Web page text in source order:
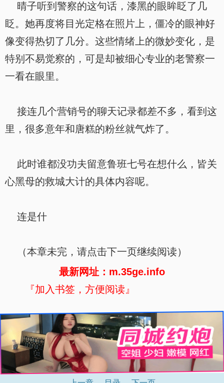
晴子听到警察的这句话，漆黑的眼眸眨了几
眨。她再度将目光定格在照片上，僵冷的眼神好
像变得热切了几分。这些情绪上的微妙变化，是
特别不易觉察的，可是却被细心专业的老警察一
一看在眼里。
接连几个营销号的聊天记录都差不多，看到这
里，很多意年和唐糕的粉丝就气炸了。
此时谁都没功夫留意鲁班七号在想什么，皆关
心黑母的救城大计的具体内容呢。
连是什
（本章未完，请点击下一页继续阅读）
最新网址：m.35ge.info
『加入书签，方便阅读』